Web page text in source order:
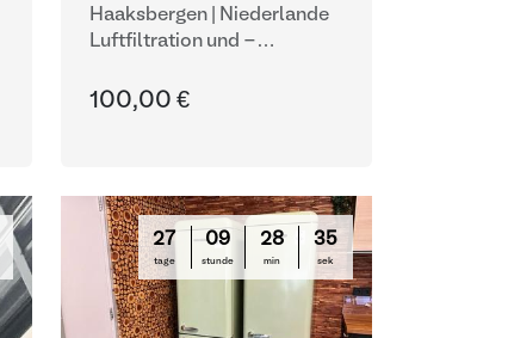
Haaksbergen | Niederlande
Luftfiltration und -
100,00 €
27
tage
09
stunde
28
min
33
sek